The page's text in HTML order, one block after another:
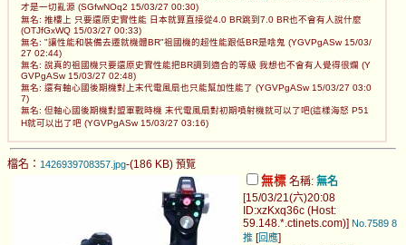
才是一切亂源 (SGfwNOq2 15/03/27 00:30)
無名: 推樓上 只要還原史實性能 日本就算直接從4.0 BR跳到7.0 BR也不會有人說什麼
(OTJfGxWQ 15/03/27 00:33)
無名: "讓性能和裝備去遷就機體BR"祖國機的超性能跟低BR是啥鬼 (YGVPgASw 15/03/
27 02:44)
無名: 說真的祖國機只要還原史實性能把BR調到適合的等級 我想也不會有人覺得很爛 (Y
GVPgASw 15/03/27 02:48)
無名: 還有軸心國後期機對上末代電風扇也只能幫加性能了 (YGVPgASw 15/03/27 03:0
7)
無名: 但軸心國後期機對盟軍戰時機 末代電風扇對初期噴射機就可以了吧(這樣海怒 P51
H就可以出了吧 (YGVPgASw 15/03/27 03:16)
檔名： 1426939708357.jpg-(186 KB) 預覽
無標 名稱: 無名
[15/03/21(六)20:08
ID:xzKxq36c (Host:
59.148.*.ctinets.com)] No.7589 8
推 [回應]